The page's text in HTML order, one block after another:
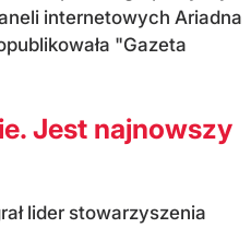
internetowych Ariadna
"Gazeta
Jest najnowszy
lider stowarzyszenia